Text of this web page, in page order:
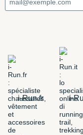
i-Run.fr i-